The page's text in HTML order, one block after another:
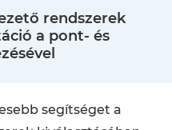
rendszerek
a pont- és
segítséget a